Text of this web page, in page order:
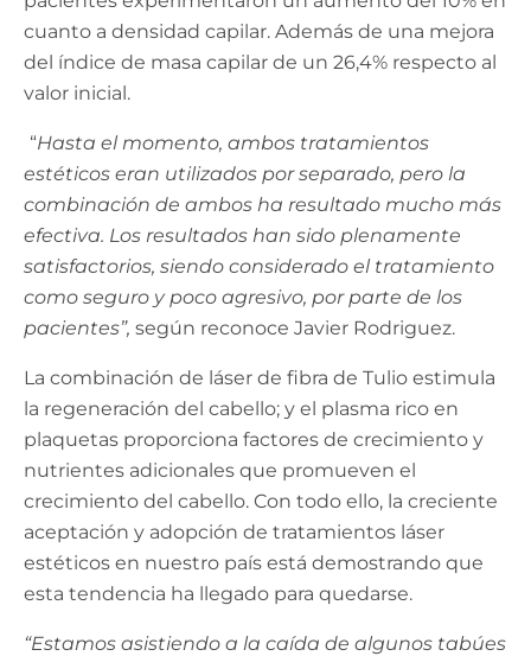
cuanto a densidad capilar. Además de una mejora
del índice de masa capilar de un 26,4% respecto al
valor inicial.
“Hasta el momento, ambos tratamientos
estéticos eran utilizados por separado, pero la
combinación de ambos ha resultado mucho más
efectiva. Los resultados han sido plenamente
satisfactorios, siendo considerado el tratamiento
como seguro y poco agresivo, por parte de los
pacientes”, según reconoce Javier Rodriguez.
La combinación de láser de fibra de Tulio estimula
la regeneración del cabello; y el plasma rico en
plaquetas proporciona factores de crecimiento y
nutrientes adicionales que promueven el
crecimiento del cabello. Con todo ello, la creciente
aceptación y adopción de tratamientos láser
estéticos en nuestro país está demostrando que
esta tendencia ha llegado para quedarse.
“Estamos asistiendo a la caída de algunos tabúes